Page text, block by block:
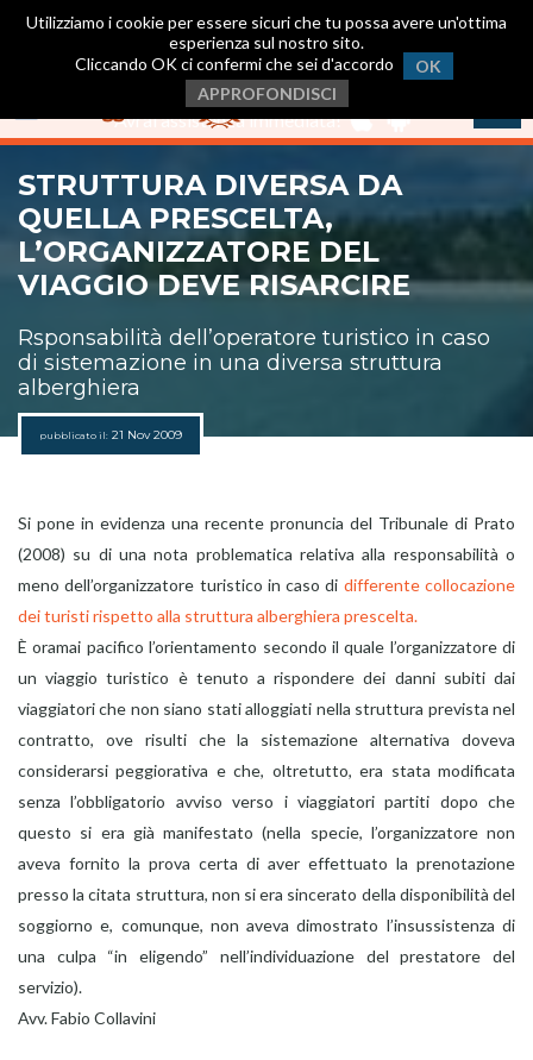
Utilizziamo i cookie per essere sicuri che tu possa avere un'ottima
esperienza sul nostro sito.
Cliccando OK ci confermi che sei d'accordo
OK
APPROFONDISCI
Scarica ora la nostra App
Avrai assistenza immediata!
STRUTTURA DIVERSA DA
QUELLA PRESCELTA,
L’ORGANIZZATORE DEL
VIAGGIO DEVE RISARCIRE
Rsponsabilità dell’operatore turistico in caso
di sistemazione in una diversa struttura
alberghiera
pubblicato il: 21 Nov 2009
Si pone in evidenza una recente pronuncia del Tribunale di Prato
(2008) su di una nota problematica relativa alla responsabilità o
meno dell’organizzatore turistico in caso di differente collocazione
dei turisti rispetto alla struttura alberghiera prescelta.
È oramai pacifico l’orientamento secondo il quale l’organizzatore di
un viaggio turistico è tenuto a rispondere dei danni subiti dai
viaggiatori che non siano stati alloggiati nella struttura prevista nel
contratto, ove risulti che la sistemazione alternativa doveva
considerarsi peggiorativa e che, oltretutto, era stata modificata
senza l’obbligatorio avviso verso i viaggiatori partiti dopo che
questo si era già manifestato (nella specie, l’organizzatore non
aveva fornito la prova certa di aver effettuato la prenotazione
presso la citata struttura, non si era sincerato della disponibilità del
soggiorno e, comunque, non aveva dimostrato l’insussistenza di
una culpa “in eligendo” nell’individuazione del prestatore del
servizio).
Avv. Fabio Collavini